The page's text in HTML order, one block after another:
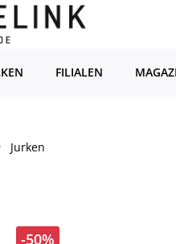
FILIALEN
Jurken
-50%